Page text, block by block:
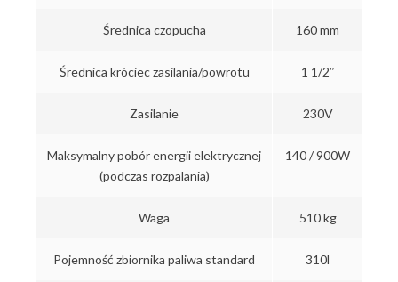
Średnica czopucha 160 mm
Średnica króciec zasilania/powrotu 1 1/2″
Zasilanie 230V
Maksymalny pobór energii elektrycznej
(podczas rozpalania)
140 / 900W
Waga 510 kg
Pojemność zbiornika paliwa standard 310l